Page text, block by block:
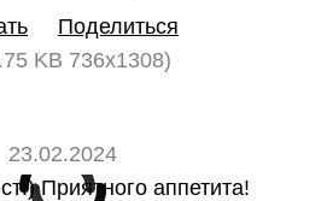
Поделиться
KB 736x1308)
23.02.2024